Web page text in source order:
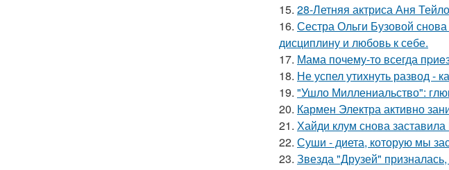
15. 28-Летняя актриса Аня
16. Сестра Ольги Бузовой
дисциплину и любовь к себе.
17. Мама почему-то всегда
18. Не успел утихнуть развод -
19. "Ушло Миллениальство":
20. Кармен Электра активно
21. Хайди клум снова
22. Суши - диета, которую мы
23. Звезда "Друзей"